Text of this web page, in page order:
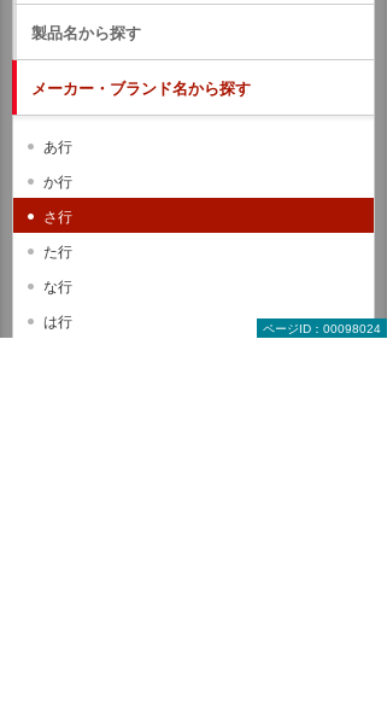
ページID：00098024
製品名から探す
メーカー・ブランド名から探す
あ行
か行
さ行
た行
な行
は行